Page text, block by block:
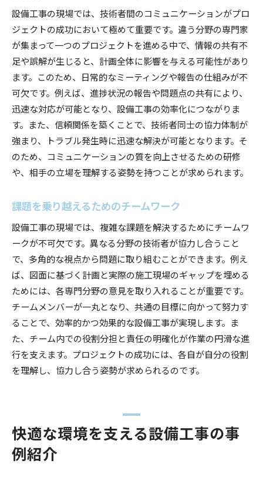
設備工事の現場では、技術者間のコミュニケーションがプロ
ジェクトの成功において極めて重要です。違う分野の専門家
が集まって一つのプロジェクトを進める中で、情報の共有不
足や誤解が生じると、計画全体に影響を与える可能性があり
ます。このため、日常的なミーティングや報告の仕組みが不
可欠です。例えば、進捗状況の報告や問題点の共有により、
迅速な対応が可能となり、設備工事の効率化につながりま
す。また、信頼関係を築くことで、技術者同士の協力体制が
強まり、トラブル発生時に迅速な解決が可能となります。そ
のため、コミュニケーションの質を向上させるための研修
や、相手の立場を理解する姿勢を持つことが求められます。
課題を乗り越えるためのチームワーク
設備工事の現場では、複雑な課題を解決するためにチームワ
ークが不可欠です。異なる分野の技術者が協力し合うこと
で、多角的な視点から問題に取り組むことができます。例え
ば、図面に基づく計画と実際の施工現場のギャップを埋める
ためには、各専門分野の意見を取り入れることが重要です。
チームメンバーが一丸となり、共通の目標に向かって努力す
ることで、効率的かつ効果的な設備工事が実現します。ま
た、チーム内での役割分担と責任の明確化が作業の円滑な進
行を支えます。プロジェクトの成功には、各自が自分の役割
を理解し、協力し合う姿勢が求められるのです。
快適な環境を支える設備工事の事
例紹介